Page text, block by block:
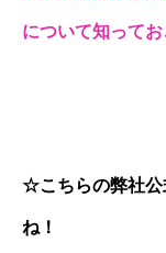
について知ってお
☆こちらの弊社公
ね！